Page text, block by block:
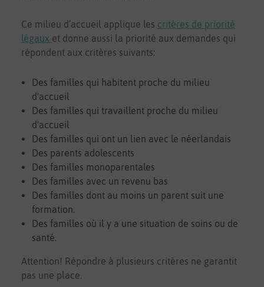
Ce milieu d’accueil applique les critères de priorité
légaux et donne aussi la priorité aux demandes qui
répondent aux critères suivants:
Des familles qui habitent proche du milieu
d'accueil
Des familles qui travaillent proche du milieu
d'accueil
Des familles qui ont un lien avec le néerlandais
Des parents adolescents
Des familles monoparentales
Des familles avec un revenu bas
Des familles dont au moins un parent suit une
formation.
Des familles où il y a une situation de soins ou de
santé.
Attention! Répondre à plusieurs critères ne garantit
pas une place.